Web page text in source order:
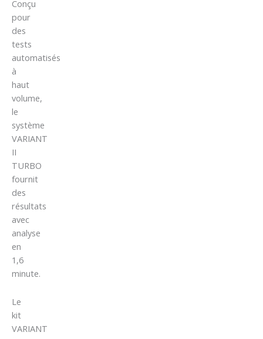
Conçu
pour
des
tests
automatisés
à
haut
volume,
le
système
VARIANT
II
TURBO
fournit
des
résultats
avec
analyse
en
1,6
minute.
Le
kit
VARIANT